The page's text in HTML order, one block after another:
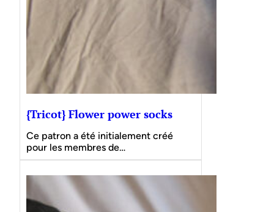
{Tricot} Flower power socks
Ce patron a été initialement créé
pour les membres de…